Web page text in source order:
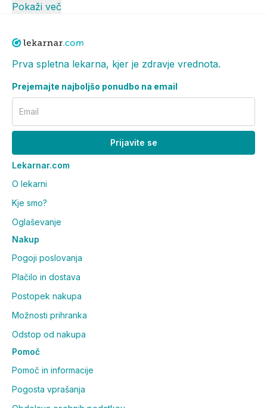
Distančnik zamenjate 1x dnevno.
Iz katerega materiala je
distančnik?
Distančnik je izdelan iz mehkega lateksa, ki varuje
prizadeto mesto pred pritiskom in drgnjenjem.
Koliko distančnikov vsebuje
V pakiranju je 9 distančnikov.
Kakšne so dimenzije
posameznega distančnika?
Dimenzije distančnika so 2,8 x 1,8 cm.
Pokaži več
Prva spletna lekarna, kjer je zdravje vrednota.
Prejemajte najboljšo ponudbo na email
Email
Prijavite se
Lekarnar.com
O lekarni
Kje smo?
Oglaševanje
Nakup
Pogoji poslovanja
Plačilo in dostava
Postopek nakupa
Možnosti prihranka
Odstop od nakupa
Pomoč
Pomoč in informacije
Pogosta vprašanja